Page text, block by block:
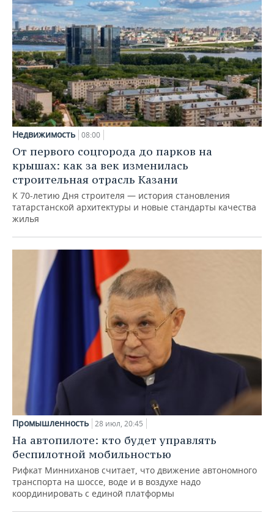
Недвижимость 08:00
От первого соцгорода до парков на
крышах: как за век изменилась
строительная отрасль Казани
К 70-летию Дня строителя — история становления
татарстанской архитектуры и новые стандарты качества
жилья
Промышленность 28 июл, 20:45
На автопилоте: кто будет управлять
беспилотной мобильностью
Рифкат Минниханов считает, что движение автономного
транспорта на шоссе, воде и в воздухе надо
координировать с единой платформы